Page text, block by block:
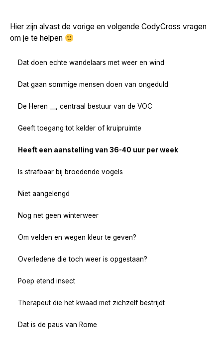
Hier zijn alvast de vorige en volgende CodyCross vragen
om je te helpen
Dat doen echte wandelaars met weer en wind
Dat gaan sommige mensen doen van ongeduld
De Heren __, centraal bestuur van de VOC
Geeft toegang tot kelder of kruipruimte
Heeft een aanstelling van 36-40 uur per week
Is strafbaar bij broedende vogels
Niet aangelengd
Nog net geen winterweer
Om velden en wegen kleur te geven?
Overledene die toch weer is opgestaan?
Poep etend insect
Therapeut die het kwaad met zichzelf bestrijdt
Dat is de paus van Rome